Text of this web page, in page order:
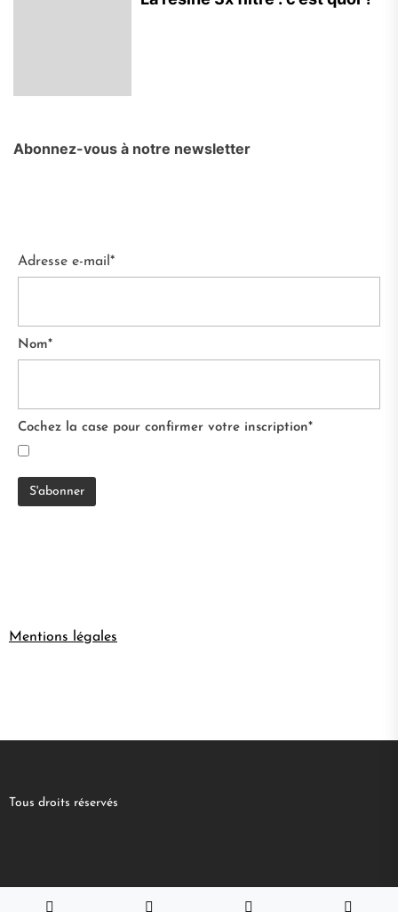
Abonnez-vous à notre newsletter
Adresse e-mail*
Nom*
Cochez la case pour confirmer votre inscription*
Mentions légales
Tous droits réservés